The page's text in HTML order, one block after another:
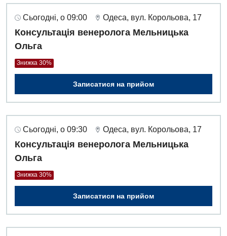
Сьогодні, о 09:00 Одеса, вул. Корольова, 17
Консультація венеролога Мельницька
Ольга
Знижка 30%
Записатися на прийом
Сьогодні, о 09:30 Одеса, вул. Корольова, 17
Консультація венеролога Мельницька
Ольга
Знижка 30%
Записатися на прийом